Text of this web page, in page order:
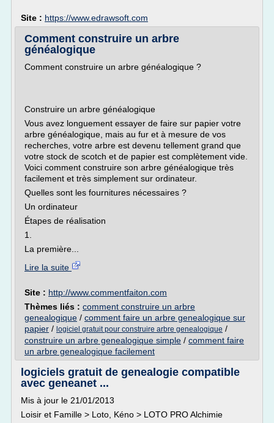
Site : https://www.edrawsoft.com
Comment construire un arbre
généalogique
Comment construire un arbre généalogique ?
Construire un arbre généalogique
Vous avez longuement essayer de faire sur papier votre
arbre généalogique, mais au fur et à mesure de vos
recherches, votre arbre est devenu tellement grand que
votre stock de scotch et de papier est complètement vide.
Voici comment construire son arbre généalogique très
facilement et très simplement sur ordinateur.
Quelles sont les fournitures nécessaires ?
Un ordinateur
Étapes de réalisation
1.
La première...
Lire la suite
Site : http://www.commentfaiton.com
Thèmes liés : comment construire un arbre
genealogique / comment faire un arbre genealogique sur
papier / logiciel gratuit pour construire arbre genealogique /
construire un arbre genealogique simple / comment faire
un arbre genealogique facilement
logiciels gratuit de genealogie compatible
avec geneanet ...
Mis à jour le 21/01/2013
Loisir et Famille > Loto, Kéno > LOTO PRO Alchimie